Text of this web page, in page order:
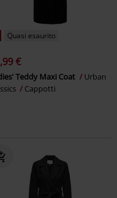
Quasi esaurito
€
Teddy Maxi Coat
Urban
Cappotti